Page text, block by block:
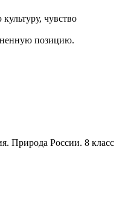
чувство
позицию.
Природа России. 8 класс